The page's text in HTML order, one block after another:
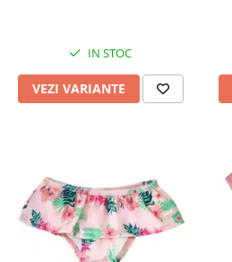
IN STOC
VEZI VARIANTE